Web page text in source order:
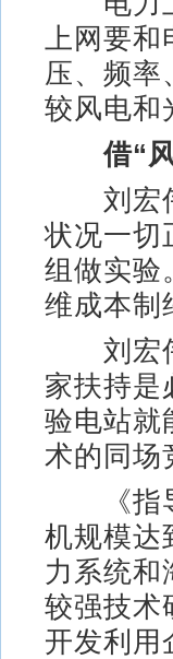
上网要
压、频率
较风电和
借“
刘宏伟
状况一切
组做实验
维成本制
刘宏伟
家扶持是
验电站就
术的同场
《指导
机规模达
力系统和
较强技术
开发利用